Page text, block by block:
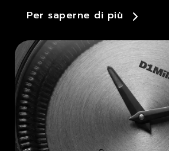
Per saperne di più